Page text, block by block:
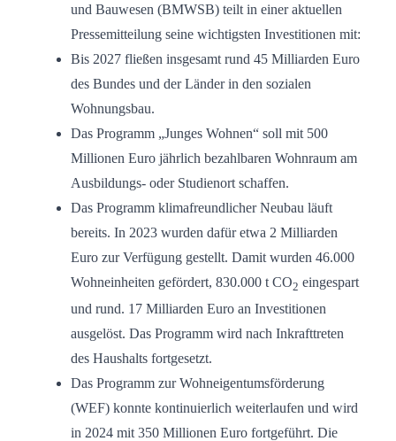
und Bauwesen (BMWSB) teilt in einer aktuellen
Pressemitteilung seine wichtigsten Investitionen mit:
Bis 2027 fließen insgesamt rund 45 Milliarden Euro
des Bundes und der Länder in den sozialen
Wohnungsbau.
Das Programm „Junges Wohnen“ soll mit 500
Millionen Euro jährlich bezahlbaren Wohnraum am
Ausbildungs- oder Studienort schaffen.
Das Programm klimafreundlicher Neubau läuft
bereits. In 2023 wurden dafür etwa 2 Milliarden
Euro zur Verfügung gestellt. Damit wurden 46.000
Wohneinheiten gefördert, 830.000 t CO2 eingespart
und rund. 17 Milliarden Euro an Investitionen
ausgelöst. Das Programm wird nach Inkrafttreten
des Haushalts fortgesetzt.
Das Programm zur Wohneigentumsförderung
(WEF) konnte kontinuierlich weiterlaufen und wird
in 2024 mit 350 Millionen Euro fortgeführt. Die